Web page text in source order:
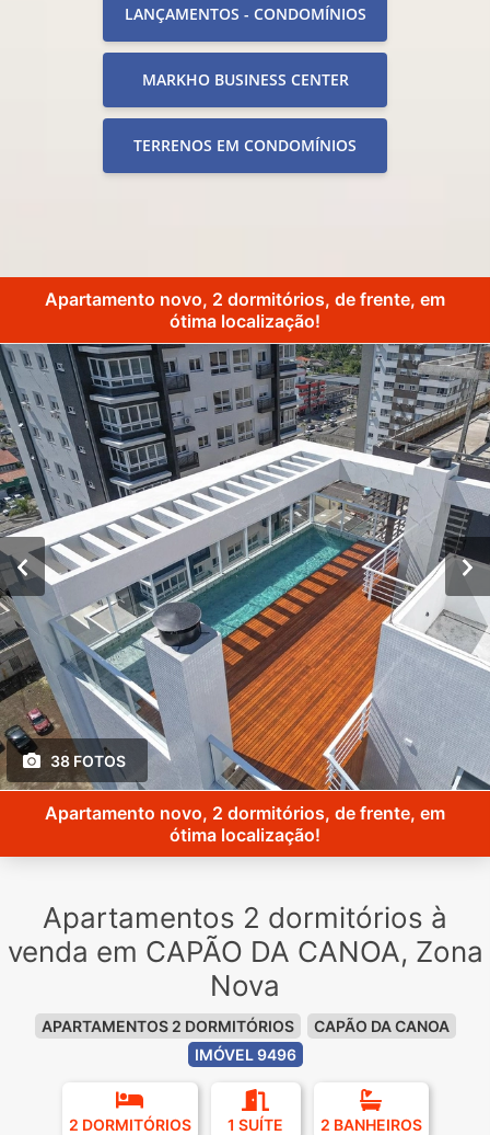
LANÇAMENTOS - CONDOMÍNIOS
MARKHO BUSINESS CENTER
TERRENOS EM CONDOMÍNIOS
Apartamento novo, 2 dormitórios, de frente, em
ótima localização!
38 FOTOS
Apartamento novo, 2 dormitórios, de frente, em
ótima localização!
Apartamentos 2 dormitórios à
venda em CAPÃO DA CANOA, Zona
Nova
APARTAMENTOS 2 DORMITÓRIOS
CAPÃO DA CANOA
IMÓVEL 9496
2 DORMITÓRIOS 1 SUÍTE 2 BANHEIROS